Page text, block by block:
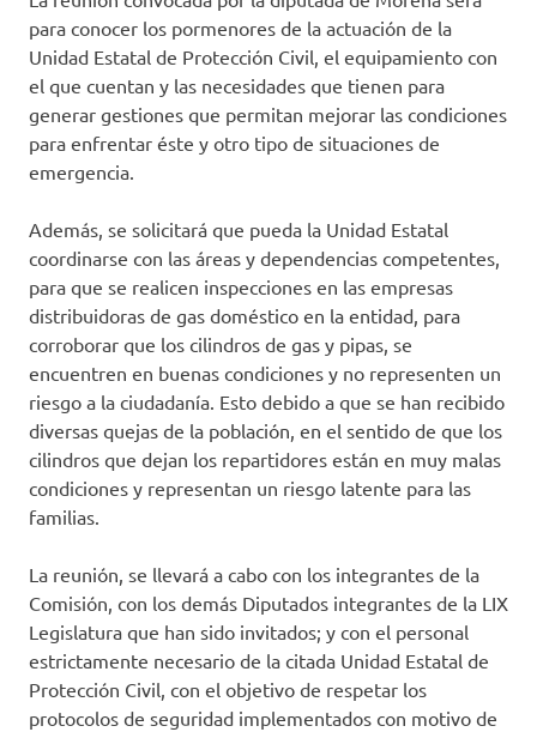
para conocer los pormenores de la actuación de la
Unidad Estatal de Protección Civil, el equipamiento con
el que cuentan y las necesidades que tienen para
generar gestiones que permitan mejorar las condiciones
para enfrentar éste y otro tipo de situaciones de
emergencia.
Además, se solicitará que pueda la Unidad Estatal
coordinarse con las áreas y dependencias competentes,
para que se realicen inspecciones en las empresas
distribuidoras de gas doméstico en la entidad, para
corroborar que los cilindros de gas y pipas, se
encuentren en buenas condiciones y no representen un
riesgo a la ciudadanía. Esto debido a que se han recibido
diversas quejas de la población, en el sentido de que los
cilindros que dejan los repartidores están en muy malas
condiciones y representan un riesgo latente para las
familias.
La reunión, se llevará a cabo con los integrantes de la
Comisión, con los demás Diputados integrantes de la LIX
Legislatura que han sido invitados; y con el personal
estrictamente necesario de la citada Unidad Estatal de
Protección Civil, con el objetivo de respetar los
protocolos de seguridad implementados con motivo de